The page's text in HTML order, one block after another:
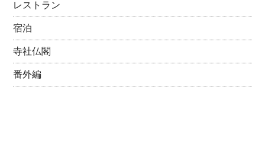
レストラン
宿泊
寺社仏閣
番外編